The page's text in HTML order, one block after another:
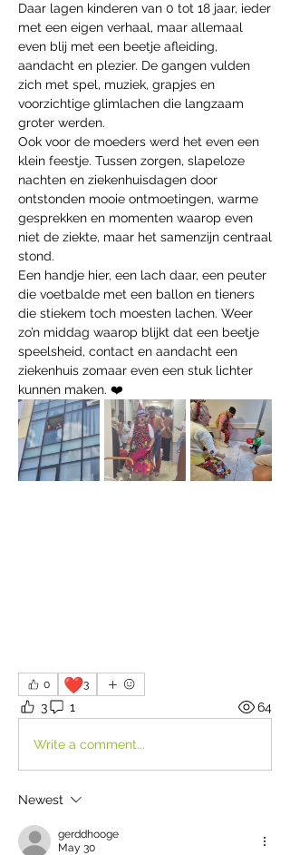
Daar lagen kinderen van 0 tot 18 jaar, ieder
met een eigen verhaal, maar allemaal
even blij met een beetje afleiding,
aandacht en plezier. De gangen vulden
zich met spel, muziek, grapjes en
voorzichtige glimlachen die langzaam
groter werden.
Ook voor de moeders werd het even een
klein feestje. Tussen zorgen, slapeloze
nachten en ziekenhuisdagen door
ontstonden mooie ontmoetingen, warme
gesprekken en momenten waarop even
niet de ziekte, maar het samenzijn centraal
stond.
Een handje hier, een lach daar, een peuter
die voetbalde met een ballon en tieners
die stiekem toch moesten lachen. Weer
zo’n middag waarop blijkt dat een beetje
speelsheid, contact en aandacht een
ziekenhuis zomaar even een stuk lichter
kunnen maken. ❤️
0 ❤️3
3 1 64
Write a comment...
Newest
gerddhooge
May 30